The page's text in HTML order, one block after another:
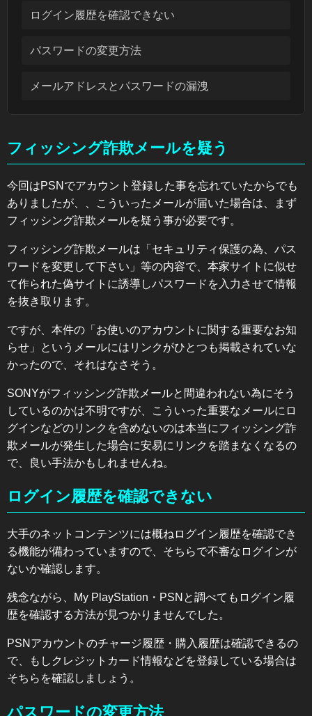
ログイン履歴を確認できない
パスワードの変更方法
メールアドレスとパスワードの漏洩
フィッシング詐欺メールを疑う
今回はPSNでアカウント登録した事を忘れていたからでも
ありましたが、、こういったメールが届いた場合は、まず
フィッシング詐欺メールを疑う事が必要です。
フィッシング詐欺メールは「セキュリティ保護の為、パス
ワードを変更して下さい」等の内容で、本家サイトに似せ
て作られた偽サイトに誘導しパスワードを入力させて情報
を抜き取ります。
ですが、本件の「お使いのアカウントに関する重要なお知
らせ」というメールにはリンクがひとつも掲載されていな
かったので、それはなさそう。
SONYがフィッシング詐欺メールと間違われない為にそう
しているのかは不明ですが、こういった重要なメールにロ
グインなどのリンクを含めないのは本当にフィッシング詐
欺メールが発生した場合に安易にリンクを踏まなくなるの
で、良い手法かもしれませんね。
ログイン履歴を確認できない
大手のネットコンテンツには概ねログイン履歴を確認でき
る機能が備わっていますので、そちらで不審なログインが
ないか確認します。
残念ながら、My PlayStation・PSNと調べてもログイン履
歴を確認する方法が見つかりませんでした。
PSNアカウントのチャージ履歴・購入履歴は確認できるの
で、もしクレジットカード情報などを登録している場合は
そちらを確認しましょう。
パスワードの変更方法